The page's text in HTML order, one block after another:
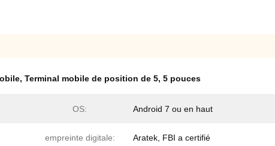
, Terminal mobile de position de 5, 5 pouces
OS: Android 7 ou en haut
empreinte digitale: Aratek, FBI a certifié